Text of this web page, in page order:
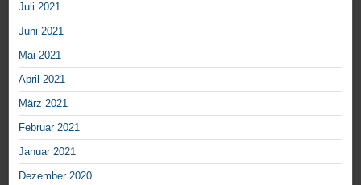
Juli 2021
Juni 2021
Mai 2021
April 2021
März 2021
Februar 2021
Januar 2021
Dezember 2020